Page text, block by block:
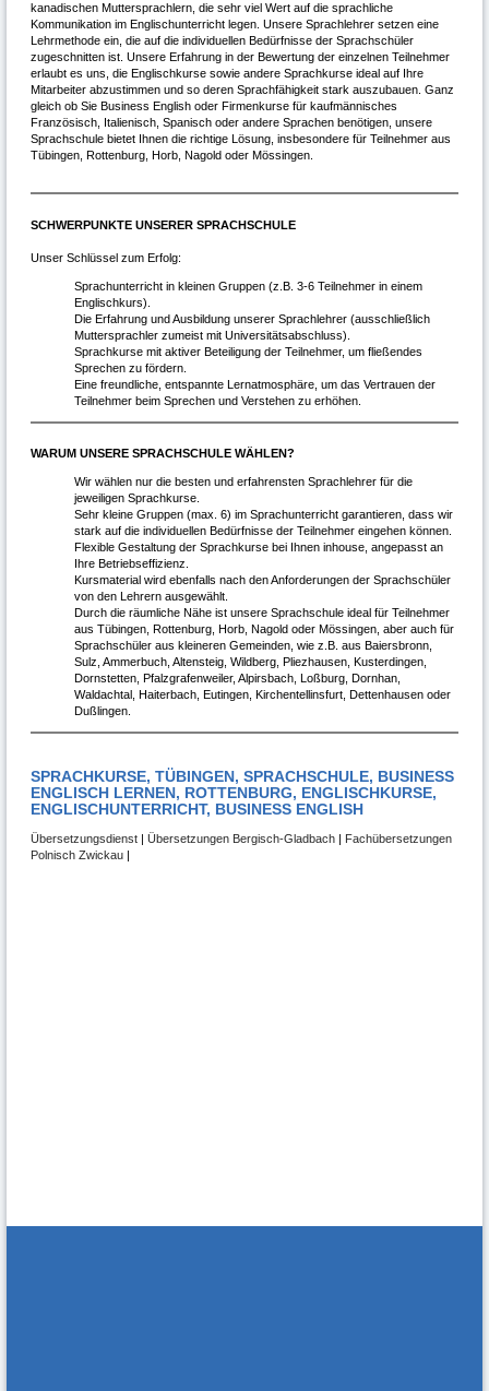
kanadischen Muttersprachlern, die sehr viel Wert auf die sprachliche
Kommunikation im Englischunterricht legen. Unsere Sprachlehrer setzen eine
Lehrmethode ein, die auf die individuellen Bedürfnisse der Sprachschüler
zugeschnitten ist. Unsere Erfahrung in der Bewertung der einzelnen Teilnehmer
erlaubt es uns, die Englischkurse sowie andere Sprachkurse ideal auf Ihre
Mitarbeiter abzustimmen und so deren Sprachfähigkeit stark auszubauen. Ganz
gleich ob Sie Business English oder Firmenkurse für kaufmännisches
Französisch, Italienisch, Spanisch oder andere Sprachen benötigen, unsere
Sprachschule bietet Ihnen die richtige Lösung, insbesondere für Teilnehmer aus
Tübingen, Rottenburg, Horb, Nagold oder Mössingen.
SCHWERPUNKTE UNSERER SPRACHSCHULE
Unser Schlüssel zum Erfolg:
Sprachunterricht in kleinen Gruppen (z.B. 3-6 Teilnehmer in einem
Englischkurs).
Die Erfahrung und Ausbildung unserer Sprachlehrer (ausschließlich
Muttersprachler zumeist mit Universitätsabschluss).
Sprachkurse mit aktiver Beteiligung der Teilnehmer, um fließendes
Sprechen zu fördern.
Eine freundliche, entspannte Lernatmosphäre, um das Vertrauen der
Teilnehmer beim Sprechen und Verstehen zu erhöhen.
WARUM UNSERE SPRACHSCHULE WÄHLEN?
Wir wählen nur die besten und erfahrensten Sprachlehrer für die
jeweiligen Sprachkurse.
Sehr kleine Gruppen (max. 6) im Sprachunterricht garantieren, dass wir
stark auf die individuellen Bedürfnisse der Teilnehmer eingehen können.
Flexible Gestaltung der Sprachkurse bei Ihnen inhouse, angepasst an
Ihre Betriebseffizienz.
Kursmaterial wird ebenfalls nach den Anforderungen der Sprachschüler
von den Lehrern ausgewählt.
Durch die räumliche Nähe ist unsere Sprachschule ideal für Teilnehmer
aus Tübingen, Rottenburg, Horb, Nagold oder Mössingen, aber auch für
Sprachschüler aus kleineren Gemeinden, wie z.B. aus Baiersbronn,
Sulz, Ammerbuch, Altensteig, Wildberg, Pliezhausen, Kusterdingen,
Dornstetten, Pfalzgrafenweiler, Alpirsbach, Loßburg, Dornhan,
Waldachtal, Haiterbach, Eutingen, Kirchentellinsfurt, Dettenhausen oder
Dußlingen.
SPRACHKURSE, TÜBINGEN, SPRACHSCHULE, BUSINESS
ENGLISCH LERNEN, ROTTENBURG, ENGLISCHKURSE,
ENGLISCHUNTERRICHT, BUSINESS ENGLISH
Übersetzungsdienst | Übersetzungen Bergisch-Gladbach | Fachübersetzungen
Polnisch Zwickau|